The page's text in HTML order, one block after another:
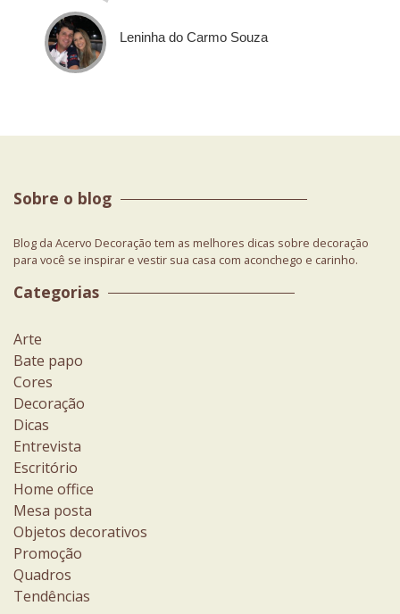
Leninha do Carmo Souza
Sobre o blog
Blog da Acervo Decoração tem as melhores dicas sobre decoração
para você se inspirar e vestir sua casa com aconchego e carinho.
Categorias
Arte
Bate papo
Cores
Decoração
Dicas
Entrevista
Escritório
Home office
Mesa posta
Objetos decorativos
Promoção
Quadros
Tendências